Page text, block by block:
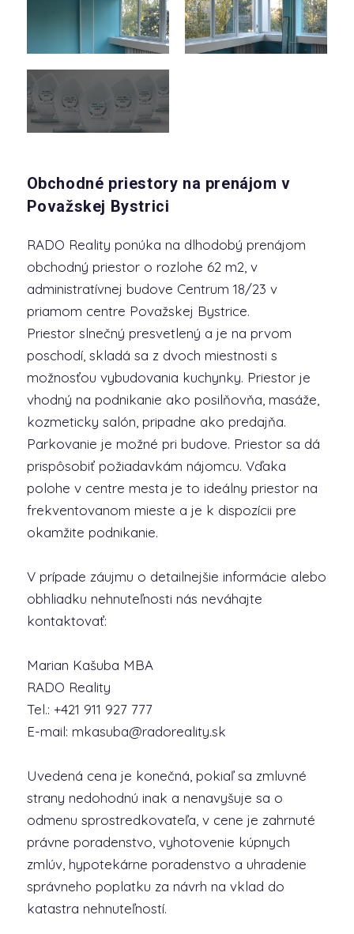
Obchodné priestory na prenájom v
Považskej Bystrici
RADO Reality ponúka na dlhodobý prenájom
obchodný priestor o rozlohe 62 m2, v
administratívnej budove Centrum 18/23 v
priamom centre Považskej Bystrice.
Priestor slnečný presvetlený a je na prvom
poschodí, skladá sa z dvoch miestnosti s
možnosťou vybudovania kuchynky. Priestor je
vhodný na podnikanie ako posilňovňa, masáže,
kozmeticky salón, pripadne ako predajňa.
Parkovanie je možné pri budove. Priestor sa dá
prispôsobiť požiadavkám nájomcu. Vďaka
polohe v centre mesta je to ideálny priestor na
frekventovanom mieste a je k dispozícii pre
okamžite podnikanie.
V prípade záujmu o detailnejšie informácie alebo
obhliadku nehnuteľnosti nás neváhajte
kontaktovať:
Marian Kašuba MBA
RADO Reality
Tel.: +421 911 927 777
E-mail: mkasuba@radoreality.sk
Uvedená cena je konečná, pokiaľ sa zmluvné
strany nedohodnú inak a nenavyšuje sa o
odmenu sprostredkovateľa, v cene je zahrnuté
právne poradenstvo, vyhotovenie kúpnych
zmlúv, hypotekárne poradenstvo a uhradenie
správneho poplatku za návrh na vklad do
katastra nehnuteľností.